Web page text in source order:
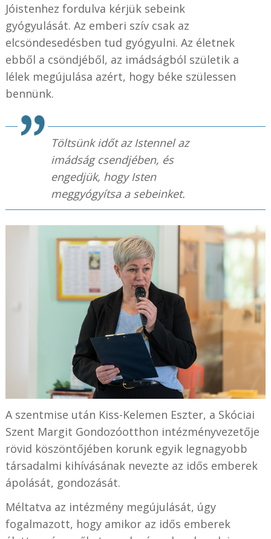
Jóistenhez fordulva kérjük sebeink
gyógyulását. Az emberi szív csak az
elcsöndesedésben tud gyógyulni. Az életnek
ebből a csöndjéből, az imádságból születik a
lélek megújulása azért, hogy béke szülessen
bennünk.
Töltsünk időt az Istennel az
imádság csendjében, és
engedjük, hogy Isten
meggyógyítsa a sebeinket.
A szentmise után Kiss-Kelemen Eszter, a Skóciai
Szent Margit Gondozóotthon intézményvezetője
rövid köszöntőjében korunk egyik legnagyobb
társadalmi kihívásának nevezte az idős emberek
ápolását, gondozását.
Méltatva az intézmény megújulását, úgy
fogalmazott, hogy amikor az idős emberek